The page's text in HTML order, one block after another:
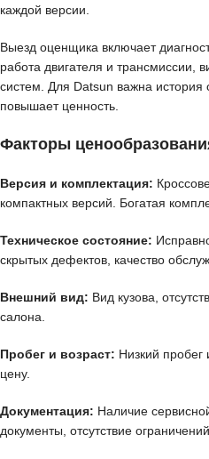
каждой версии.
Выезд оценщика включает
работа двигателя и трансмиссии,
систем. Для Datsun важна
повышает ценность.
Факторы
Версия и комплектация:
компактных версий. Богатая
Техническое состояние:
скрытых дефектов, качество
Внешний вид: Вид кузова,
салона.
Пробег и возраст: Низкий
цену.
Документация: Наличие
документы, отсутствие ограничений.